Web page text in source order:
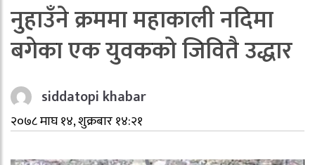
नुहाउँने क्रममा महाकाली नदिमा
बगेका एक युवकको जिवितै उद्धार
siddatopi khabar
२०७८ माघ १४, शुक्रबार १४:२१